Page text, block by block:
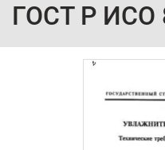
ГОСТ Р ИСО